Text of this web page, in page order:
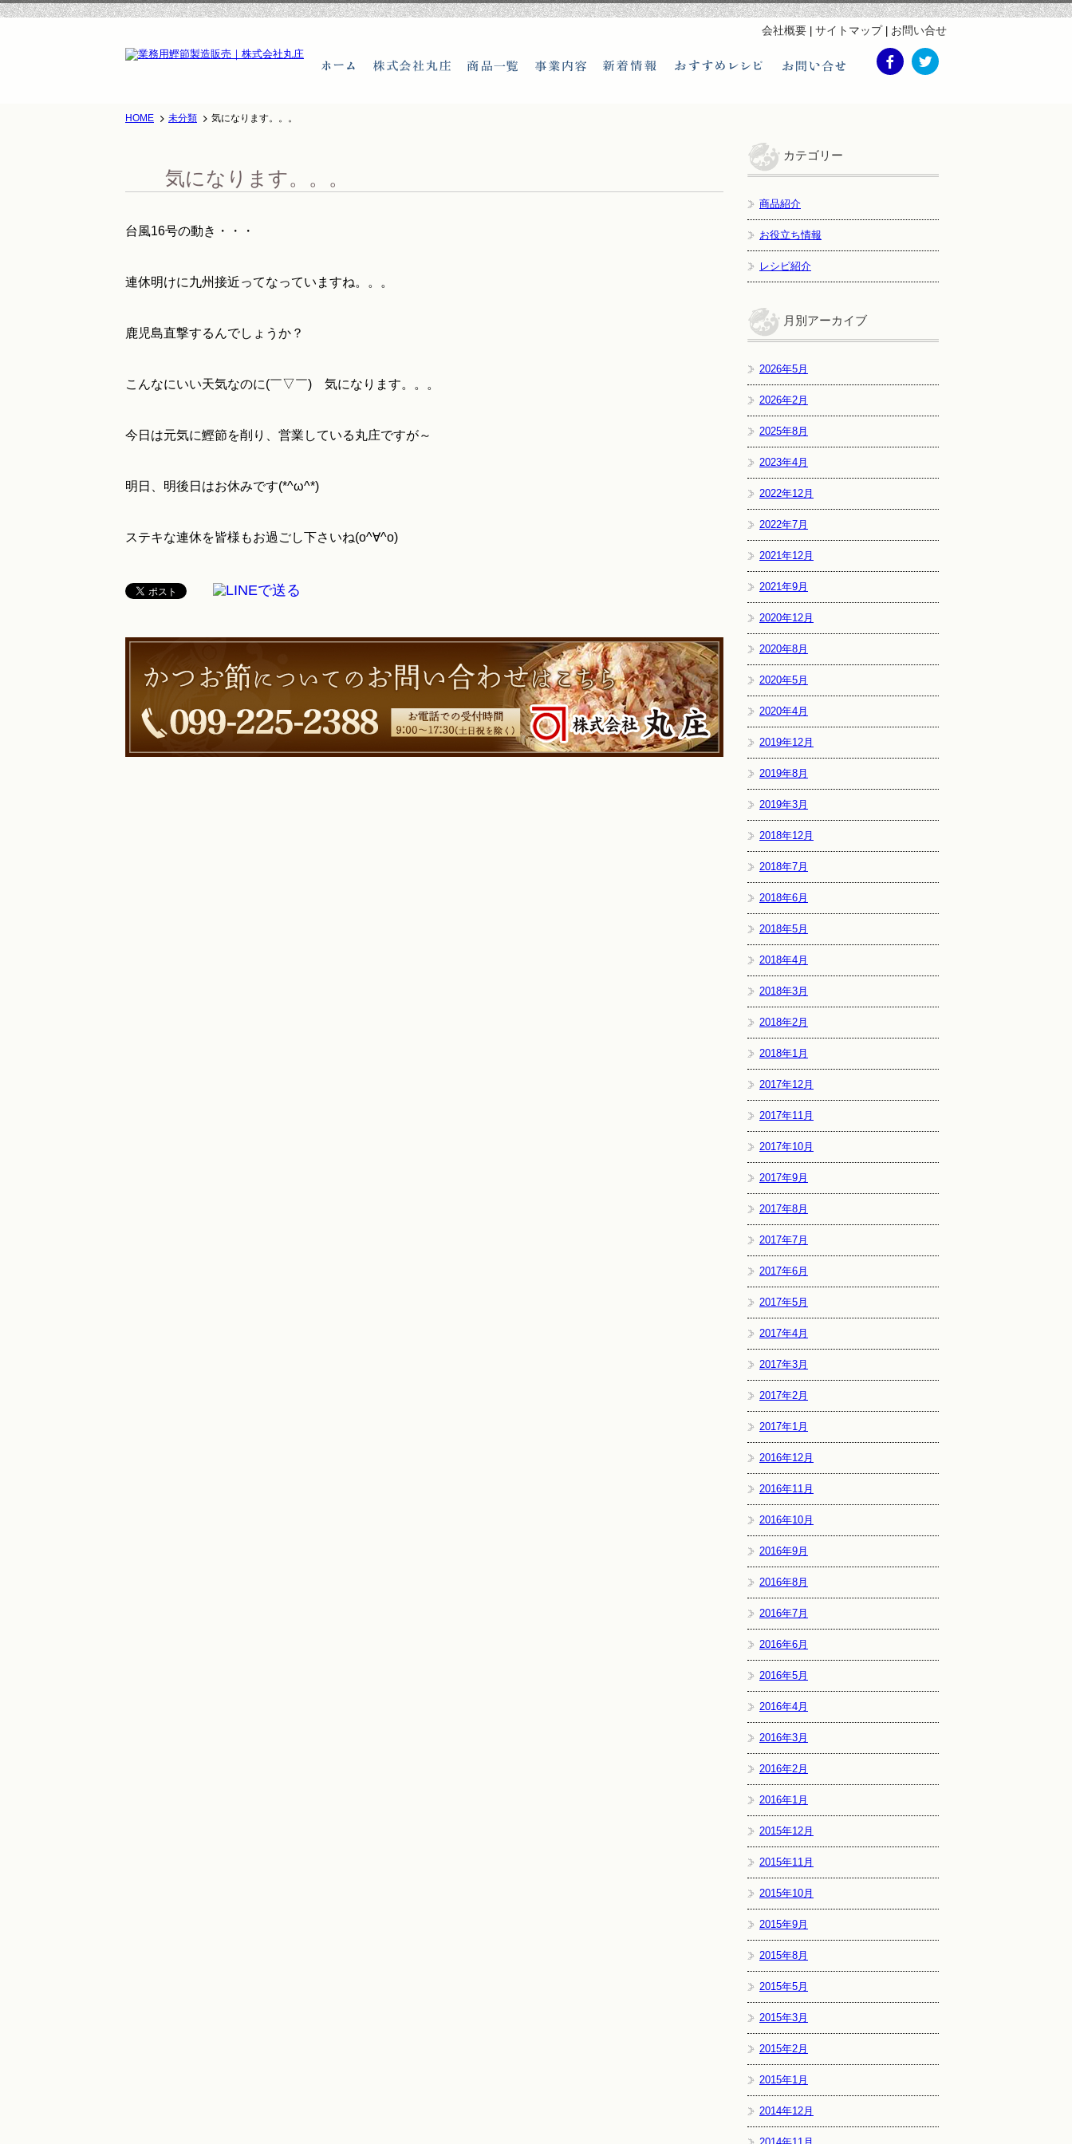
facebooktwitter
会社概要 サイトマップ お問い合せ
HOME 未分類 気になります。。。
気になります。。。
台風16号の動き・・・
連休明けに九州接近ってなっていますね。。。
鹿児島直撃するんでしょうか？
こんなにいい天気なのに(￣▽￣) 気になります。。。
今日は元気に鰹節を削り、営業している丸庄ですが～
明日、明後日はお休みです(*^ω^*)
ステキな連休を皆様もお過ごし下さいね(o^∀^o)
カテゴリー
商品紹介
お役立ち情報
レシピ紹介
月別アーカイブ
2026年5月
2026年2月
2025年8月
2023年4月
2022年12月
2022年7月
2021年12月
2021年9月
2020年12月
2020年8月
2020年5月
2020年4月
2019年12月
2019年8月
2019年3月
2018年12月
2018年7月
2018年6月
2018年5月
2018年4月
2018年3月
2018年2月
2018年1月
2017年12月
2017年11月
2017年10月
2017年9月
2017年8月
2017年7月
2017年6月
2017年5月
2017年4月
2017年3月
2017年2月
2017年1月
2016年12月
2016年11月
2016年10月
2016年9月
2016年8月
2016年7月
2016年6月
2016年5月
2016年4月
2016年3月
2016年2月
2016年1月
2015年12月
2015年11月
2015年10月
2015年9月
2015年8月
2015年5月
2015年3月
2015年2月
2015年1月
2014年12月